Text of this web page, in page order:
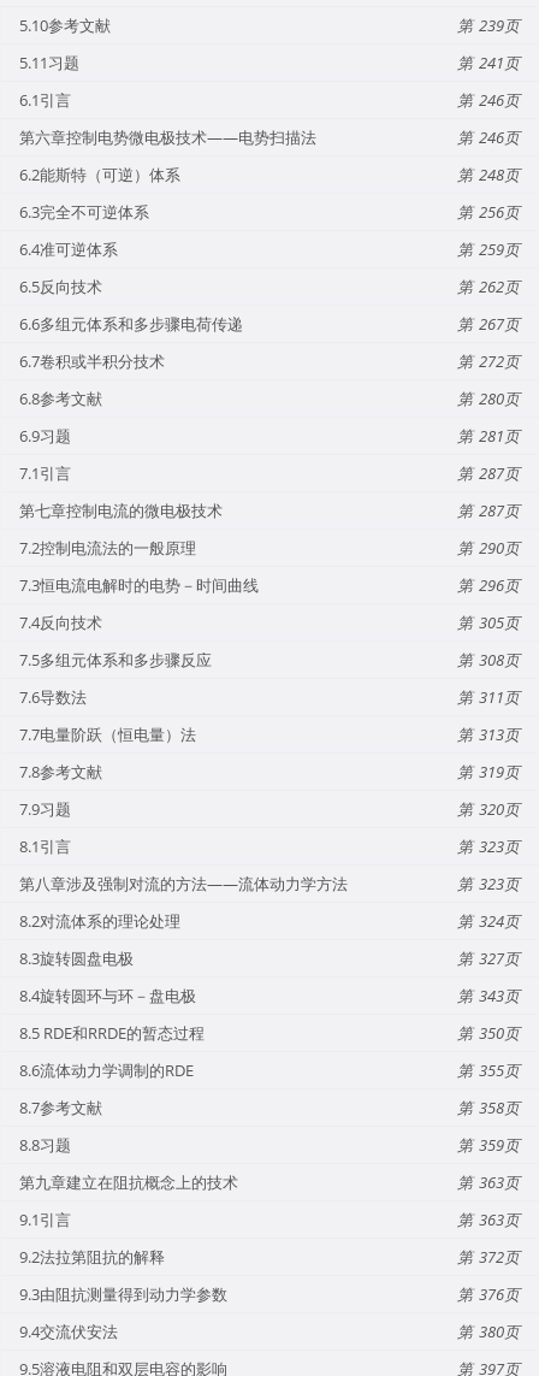
5.10参考文献
239
5.11习题
241
6.1引言
246
第六章控制电势微电极技术——电势扫描法
246
6.2能斯特（可逆）体系
248
6.3完全不可逆体系
256
6.4准可逆体系
259
6.5反向技术
262
6.6多组元体系和多步骤电荷传递
267
6.7卷积或半积分技术
272
6.8参考文献
280
6.9习题
281
7.1引言
287
第七章控制电流的微电极技术
287
7.2控制电流法的一般原理
290
7.3恒电流电解时的电势－时间曲线
296
7.4反向技术
305
7.5多组元体系和多步骤反应
308
7.6导数法
311
7.7电量阶跃（恒电量）法
313
7.8参考文献
319
7.9习题
320
8.1引言
323
第八章涉及强制对流的方法——流体动力学方法
323
8.2对流体系的理论处理
324
8.3旋转圆盘电极
327
8.4旋转圆环与环－盘电极
343
8.5 RDE和RRDE的暂态过程
350
8.6流体动力学调制的RDE
355
8.7参考文献
358
8.8习题
359
第九章建立在阻抗概念上的技术
363
9.1引言
363
9.2法拉第阻抗的解释
372
9.3由阻抗测量得到动力学参数
376
9.4交流伏安法
380
9.5溶液电阻和双层电容的影响
397